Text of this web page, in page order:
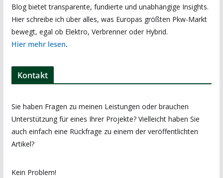
Blog bietet transparente, fundierte und unabhängige Insights.
Hier schreibe ich über alles, was Europas größten Pkw-Markt
bewegt, egal ob Elektro, Verbrenner oder Hybrid.
Hier mehr lesen.
Kontakt
Sie haben Fragen zu meinen Leistungen oder brauchen
Unterstützung für eines Ihrer Projekte? Vielleicht haben Sie
auch einfach eine Rückfrage zu einem der veröffentlichten
Artikel?
Kein Problem!